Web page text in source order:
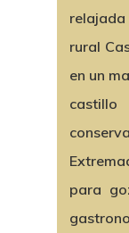
rural
en un
para